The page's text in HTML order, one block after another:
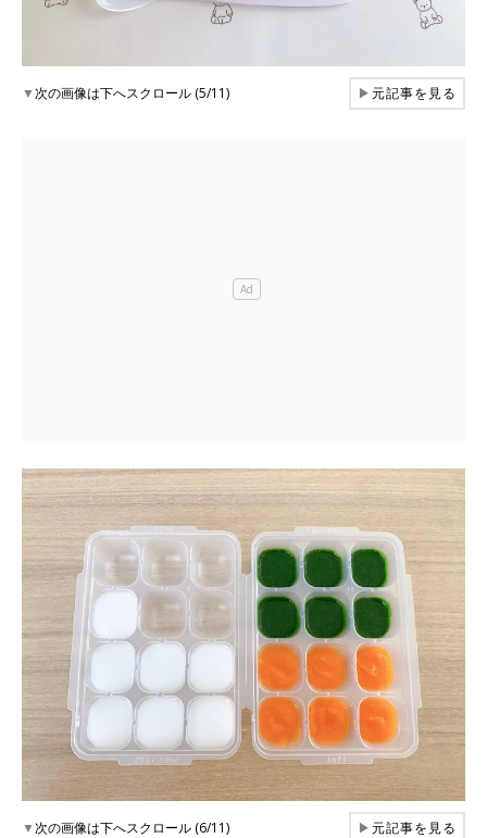
▼次の画像は下へスクロール (5/11) ▶元記事を見る
▼次の画像は下へスクロール (6/11) ▶元記事を見る